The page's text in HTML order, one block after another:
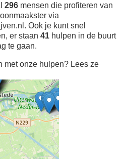
296 mensen die profiteren van
via
Ook je kunt snel
er staan 41 hulpen in de buurt
te gaan.
met onze hulpen? Lees ze
bij